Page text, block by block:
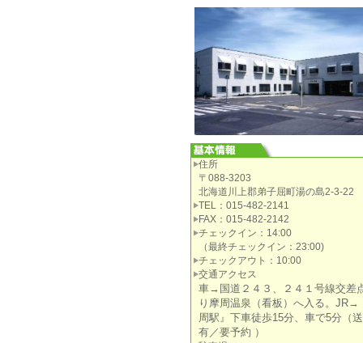
住所
〒088-3203
北海道川上郡弟子屈町湯の島2-3-22
TEL：015-482-2141
FAX：015-482-2142
チェックイン：14:00
（最終チェックイン：23:00)
チェックアウト：10:00
交通アクセス
車→国道２４３、２４１号線交差
り摩周温泉（看板）へ入る。JR→
周駅』下車徒歩15分、車で5分（
有／要予約 ）